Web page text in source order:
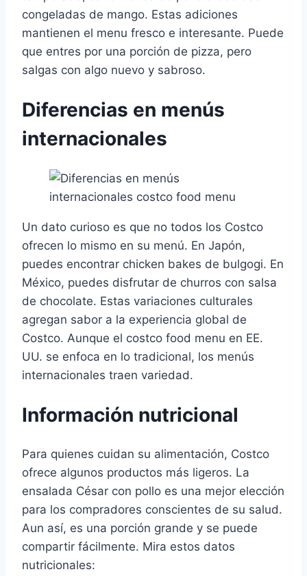
congeladas de mango. Estas adiciones
mantienen el menu fresco e interesante. Puede
que entres por una porción de pizza, pero
salgas con algo nuevo y sabroso.
Diferencias en menús
internacionales
Un dato curioso es que no todos los Costco
ofrecen lo mismo en su menú. En Japón,
puedes encontrar chicken bakes de bulgogi. En
México, puedes disfrutar de churros con salsa
de chocolate. Estas variaciones culturales
agregan sabor a la experiencia global de
Costco. Aunque el costco food menu en EE.
UU. se enfoca en lo tradicional, los menús
internacionales traen variedad.
Información nutricional
Para quienes cuidan su alimentación, Costco
ofrece algunos productos más ligeros. La
ensalada César con pollo es una mejor elección
para los compradores conscientes de su salud.
Aun así, es una porción grande y se puede
compartir fácilmente. Mira estos datos
nutricionales: